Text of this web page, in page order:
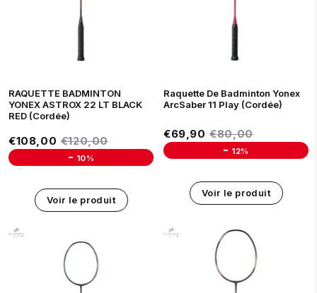
RAQUETTE BADMINTON
YONEX ASTROX 22 LT BLACK
RED (Cordée)
Prix réduit
€108,00 €108,00
Prix régulier
€120,00€120,00
- 10%
Voir le produit
Raquette De Badminton Yonex
ArcSaber 11 Play (Cordée)
Prix réduit
€69,90 €69,90
Prix régulier
€80,00€80,00
- 12%
Voir le produit